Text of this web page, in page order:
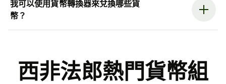
我可以使用貨幣轉換器來兌換哪些貨
幣？
西非法郎熱門貨幣組